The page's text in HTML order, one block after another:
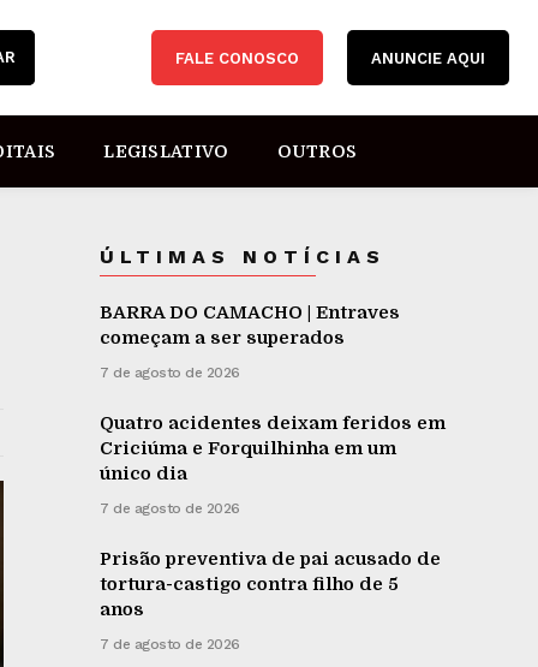
FALE CONOSCO ANUNCIE AQUI
LEGISLATIVO OUTROS
ÚLTIMAS NOTÍCIAS
BARRA DO CAMACHO | Entraves
começam a ser superados
7 de agosto de 2026
Quatro acidentes deixam feridos em
Criciúma e Forquilhinha em um
único dia
7 de agosto de 2026
Prisão preventiva de pai acusado de
tortura-castigo contra filho de 5
anos
7 de agosto de 2026